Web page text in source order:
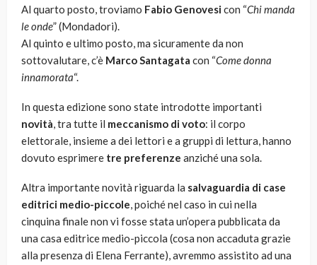
Al quarto posto, troviamo Fabio Genovesicon “Chi manda
le onde” (Mondadori).
Al quinto e ultimo posto, ma sicuramente da non
sottovalutare, c’è Marco Santagata con “Come donna
innamorata“.
In questa edizione sono state introdotte importanti
novità, tra tutte il meccanismo di voto: il corpo
elettorale, insieme a dei lettori e a gruppi di lettura, hanno
dovuto esprimere tre preferenze anziché una sola.
Altra importante novità riguarda la salvaguardia di case
editrici medio-piccole, poiché nel caso in cui nella
cinquina finale non vi fosse stata un’opera pubblicata da
una casa editrice medio-piccola (cosa non accaduta grazie
alla presenza di Elena Ferrante), avremmo assistito ad una